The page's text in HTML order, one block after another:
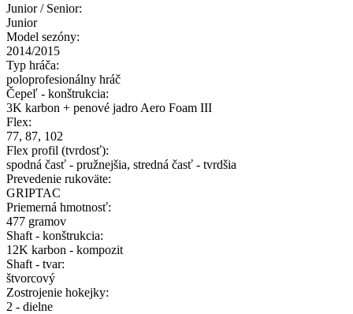
Junior / Senior:
Junior
Model sezóny:
2014/2015
Typ hráča:
poloprofesionálny hráč
Čepeľ - konštrukcia:
3K karbon + penové jadro Aero Foam III
Flex:
77, 87, 102
Flex profil (tvrdosť):
spodná časť - pružnejšia, stredná časť - tvrdšia
Prevedenie rukoväte:
GRIPTAC
Priemerná hmotnosť:
477 gramov
Shaft - konštrukcia:
12K karbon - kompozit
Shaft - tvar:
štvorcový
Zostrojenie hokejky:
2 - dielne